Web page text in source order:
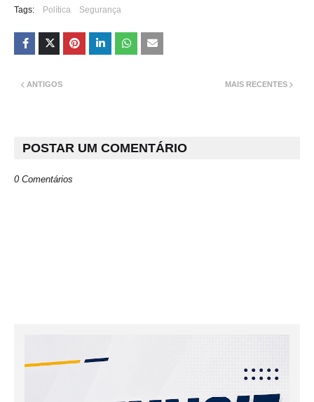
Tags: Política Segurança
MAIS RECENTES
ANTIGOS
POSTAR UM COMENTÁRIO
0 Comentários